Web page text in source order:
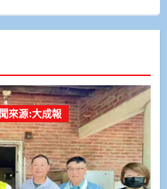
來源:大成報